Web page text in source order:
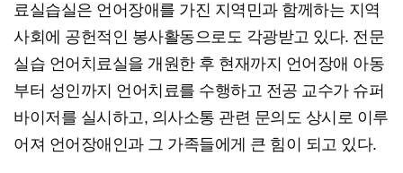
료실습실은 언어장애를 가진 지역민과 함께하는 지역
사회에 공헌적인 봉사활동으로도 각광받고 있다. 전문
실습 언어치료실을 개원한 후 현재까지 언어장애 아동
부터 성인까지 언어치료를 수행하고 전공 교수가 슈퍼
바이저를 실시하고, 의사소통 관련 문의도 상시로 이루
어져 언어장애인과 그 가족들에게 큰 힘이 되고 있다.